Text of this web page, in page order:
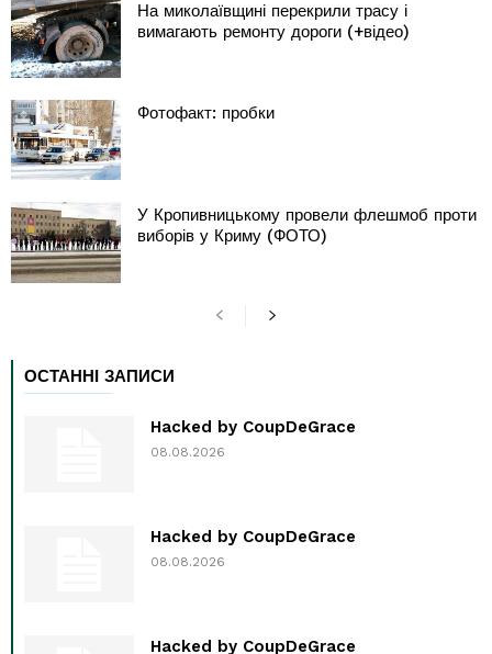
На миколаївщині перекрили трасу і
вимагають ремонту дороги (+відео)
Фотофакт: пробки
У Кропивницькому провели флешмоб проти
виборів у Криму (ФОТО)
ОСТАННІ ЗАПИСИ
Hacked by CoupDeGrace
08.08.2026
Hacked by CoupDeGrace
08.08.2026
Hacked by CoupDeGrace